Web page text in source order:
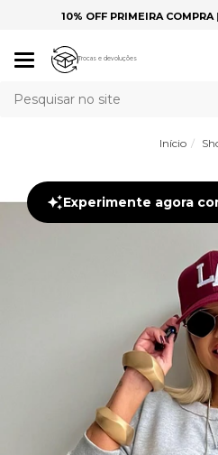
10% OFF PRIMEIRA COMPRA|
Mudar
Trocas e devoluções
Início
Experimente agora